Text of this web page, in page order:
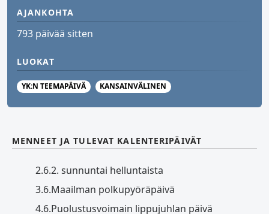
AJANKOHTA
793 päivää sitten
LUOKAT
YK:N TEEMAPÄIVÄ KANSAINVÄLINEN
MENNEET JA TULEVAT KALENTERIPÄIVÄT
2.6.2. sunnuntai helluntaista
3.6.Maailman polkupyöräpäivä
4.6.Puolustusvoimain lippujuhlan päivä